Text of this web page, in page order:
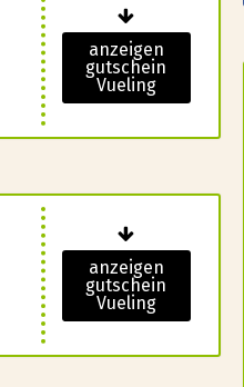
anzeigen
gutschein
Vueling
anzeigen
gutschein
Vueling